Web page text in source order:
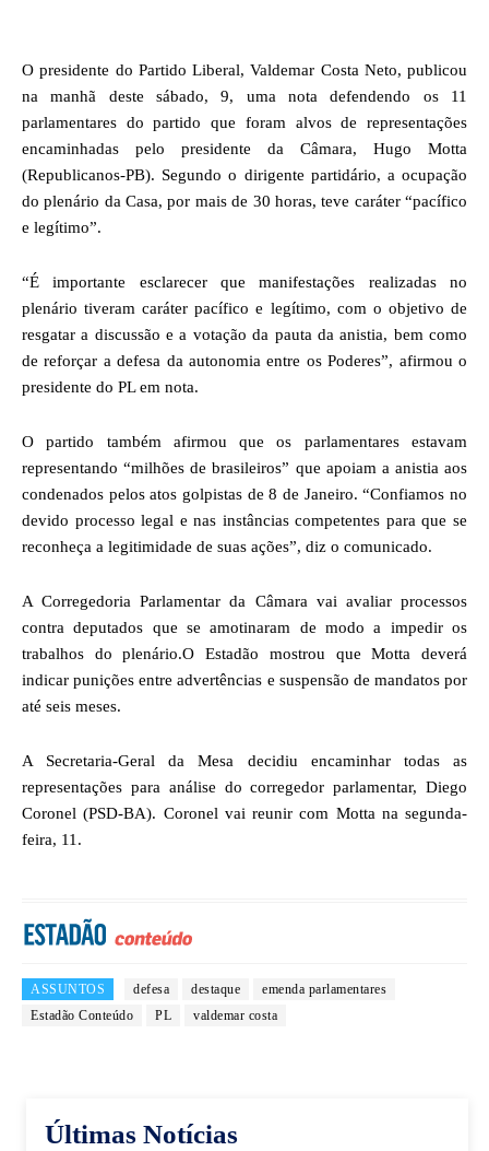
O presidente do Partido Liberal, Valdemar Costa Neto, publicou
na manhã deste sábado, 9, uma nota defendendo os 11
parlamentares do partido que foram alvos de representações
encaminhadas pelo presidente da Câmara, Hugo Motta
(Republicanos-PB). Segundo o dirigente partidário, a ocupação
do plenário da Casa, por mais de 30 horas, teve caráter “pacífico
e legítimo”.
“É importante esclarecer que manifestações realizadas no
plenário tiveram caráter pacífico e legítimo, com o objetivo de
resgatar a discussão e a votação da pauta da anistia, bem como
de reforçar a defesa da autonomia entre os Poderes”, afirmou o
presidente do PL em nota.
O partido também afirmou que os parlamentares estavam
representando “milhões de brasileiros” que apoiam a anistia aos
condenados pelos atos golpistas de 8 de Janeiro. “Confiamos no
devido processo legal e nas instâncias competentes para que se
reconheça a legitimidade de suas ações”, diz o comunicado.
A Corregedoria Parlamentar da Câmara vai avaliar processos
contra deputados que se amotinaram de modo a impedir os
trabalhos do plenário.O Estadão mostrou que Motta deverá
indicar punições entre advertências e suspensão de mandatos por
até seis meses.
A Secretaria-Geral da Mesa decidiu encaminhar todas as
representações para análise do corregedor parlamentar, Diego
Coronel (PSD-BA). Coronel vai reunir com Motta na segunda-
feira, 11.
ASSUNTOS defesa destaque
emenda parlamentares
Estadão Conteúdo
PL valdemar costa
Últimas Notícias